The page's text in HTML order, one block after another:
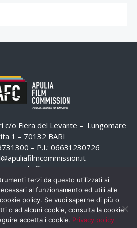
c/o Fiera del Levante – Lungomare
1 – 70132 BARI
– P.I.: 06631230726
–
terzi da questo utilizzati si
al funzionamento ed utili alle
policy. Se vuoi saperne di più o
o ad alcuni cookie, consulta la cookie
accetta i cookie. Privacy policy